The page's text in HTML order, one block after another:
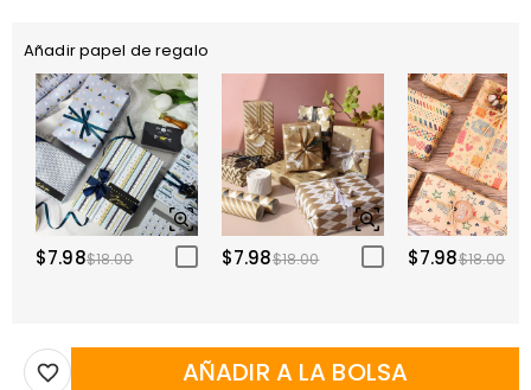
Añadir papel de regalo
$7.98$18.00 $7.98$18.00 $7.98$18.00
AÑADIR A LA BOLSA